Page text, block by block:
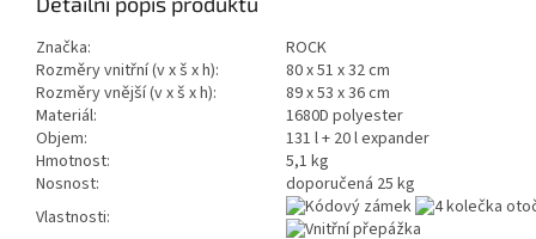
Značka:
ROCK
Rozměry vnitřní (v x š x h):
80 x 51 x 32 cm
Rozměry vnější (v x š x h):
89 x 53 x 36 cm
Materiál:
1680D polyester
Objem:
131 l + 20 l expander
Hmotnost:
5,1 kg
Nosnost:
doporučená 25 kg
Vlastnosti: